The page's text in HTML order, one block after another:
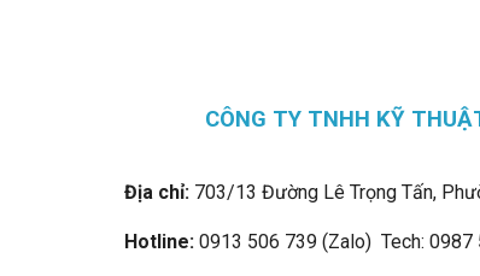
CÔNG TY TNHH KỸ
Địa chỉ:703/13 Đường Lê Trọng Tấn,
Hotline:0913 506 739 (Zalo) Tech: 0987